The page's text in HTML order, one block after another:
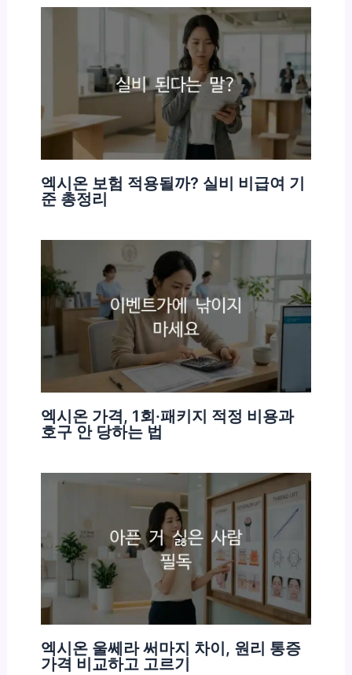
엑시온 보험 적용될까? 실비 비급여 기
준 총정리
엑시온 가격, 1회·패키지 적정 비용과
호구 안 당하는 법
엑시온 울쎄라 써마지 차이, 원리 통증
가격 비교하고 고르기